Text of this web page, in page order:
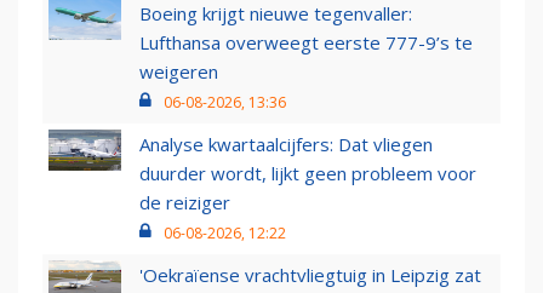
Boeing krijgt nieuwe tegenvaller:
Lufthansa overweegt eerste 777-9’s te
weigeren
06-08-2026, 13:36
Analyse kwartaalcijfers: Dat vliegen
duurder wordt, lijkt geen probleem voor
de reiziger
06-08-2026, 12:22
'Oekraïense vrachtvliegtuig in Leipzig zat